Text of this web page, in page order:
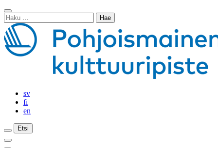
Siirry
sisältöön
Sulje
haku
Haku:
sv
fi
en
Etsi
Etsi
Etsi
Päävalikko